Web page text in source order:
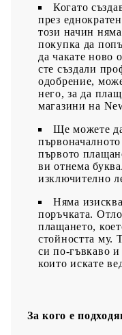
Когато
през
този начин
покупка да
да чакате ново
сте създали
одобрение,
него, за да
магазини на
Ще можете
първото
ви отнема
изключително
Няма
поръчката.
плащането,
стойността му.
си по-гъвкаво
които искате
За кого е